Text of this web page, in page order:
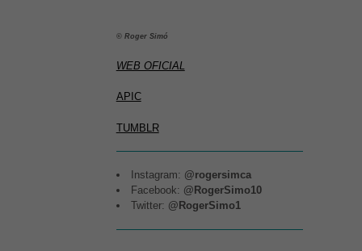
© Roger Simó
WEB OFICIAL
APIC
TUMBLR
Instagram: @rogersimca
Facebook: @RogerSimo10
Twitter: @RogerSimo1